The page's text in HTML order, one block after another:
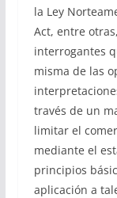
la Ley
Act, entre
interrogantes
misma de las
través de un
limitar el
mediante el
principios
aplicación a